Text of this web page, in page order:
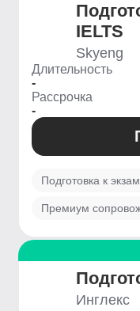
IELTS
Skyeng
Длительность
-
Рассрочка
-
Подготовка к
Премиум
Инглекс